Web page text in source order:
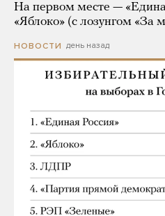
На первом месте —
«Яблоко» (с лозунгом «За
НОВОСТИ день назад